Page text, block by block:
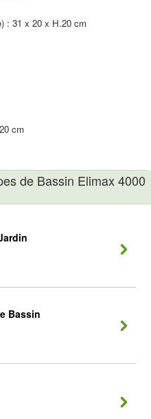
: 31 x 20 x H.20 cm
cm
de Bassin Elimax 4000
Bassin